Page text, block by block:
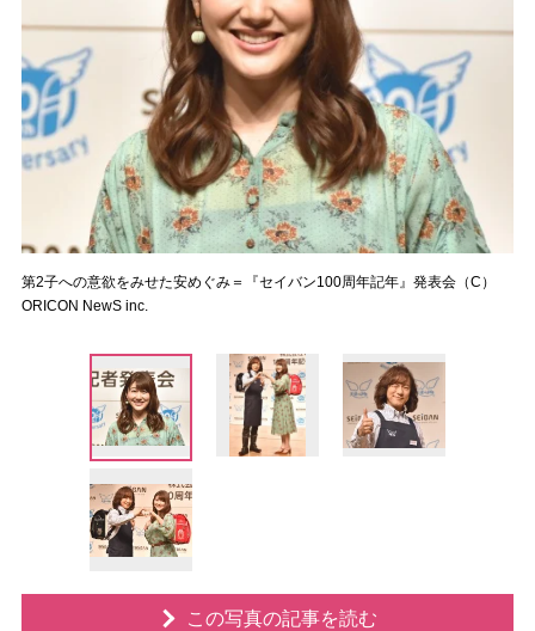
第2子への意欲をみせた安めぐみ＝『セイバン100周年記年』発表会（C）
ORICON NewS inc.
この写真の記事を読む